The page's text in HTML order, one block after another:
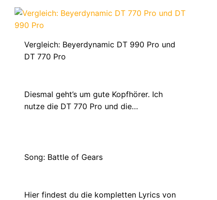
Vergleich: Beyerdynamic DT 990 Pro und
DT 770 Pro
Diesmal geht’s um gute Kopfhörer. Ich
nutze die DT 770 Pro und die…
Song: Battle of Gears
Hier findest du die kompletten Lyrics von